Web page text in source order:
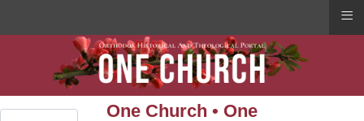
One Church • One
≡